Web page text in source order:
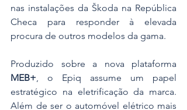
nas instalações da Škoda na República
Checa para responder à elevada
procura de outros modelos da gama.
MEB+, o Epiq assume um papel
estratégico na eletrificação da marca.
Além de ser o automóvel elétrico mais